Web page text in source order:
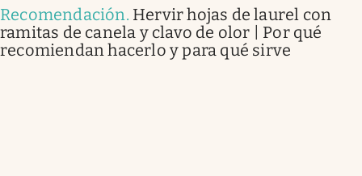
Recomendación. Hervir hojas de laurel con
ramitas de canela y clavo de olor | Por qué
recomiendan hacerlo y para qué sirve